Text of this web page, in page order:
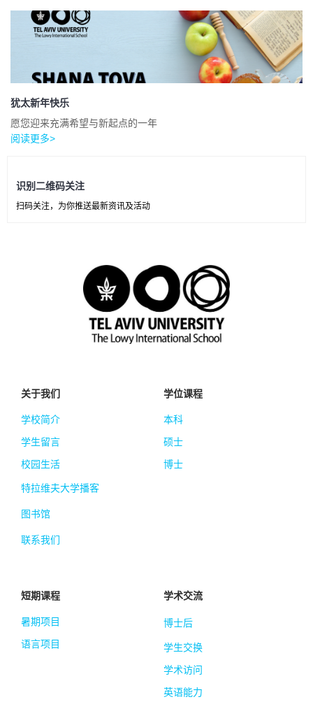
犹太新年快乐
愿您迎来充满希望与新起点的一年
阅读更多>
识别二维码关注
扫码关注，为你推送最新资讯及活动
关于我们
学校简介
学生留言
校园生活
特拉维夫大学播客
图书馆
联系我们
学位课程
本科
硕士
博士
短期课程
暑期项目
语言项目
学术交流
博士后
学生交换
学术访问
英语能力